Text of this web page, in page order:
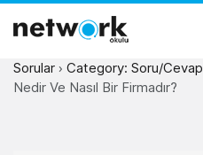
Sorular › Category: Soru/Cevap
Nedir Ve Nasıl Bir Firmadır?